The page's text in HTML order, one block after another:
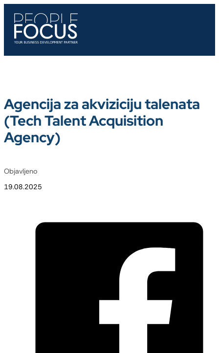
Agencija za akviziciju talenata
(Tech Talent Acquisition
Agency)
Objavljeno
19.08.2025